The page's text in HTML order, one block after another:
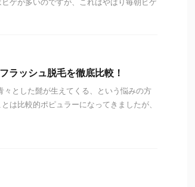
ラッシュ脱毛を徹底比較！
とした髭が生えてくる、という悩みの方
は比較的ポピュラーになってきましたが、